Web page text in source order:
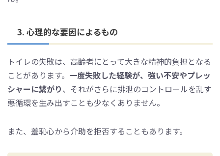
3. 心理的な要因によるもの
トイレの失敗は、高齢者にとって大きな精神的負担となる
ことがあります。 一度失敗した経験が、強い不安やプレッ
シャーに繋がり、それがさらに排泄のコントロールを乱す
悪循環を生み出すことも少なくありません。
また、羞恥心から介助を拒否することもあります。